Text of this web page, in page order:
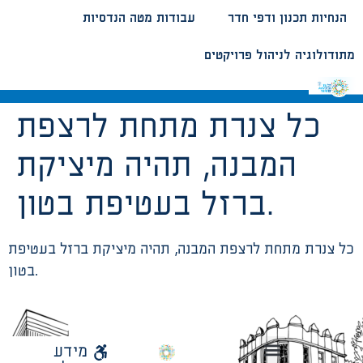
עבודות מטה הנדסיות הנחיות תכנון ודפי חדר
מתודולוגיה לניהול פרויקטים
כל צנרת מתחת לרצפת
המבנה, תהיה מיציקת
ברזל בעטיפת בטון.
כל צנרת מתחת לרצפת המבנה, תהיה מיציקת ברזל בעטיפת
בטון.
מידע